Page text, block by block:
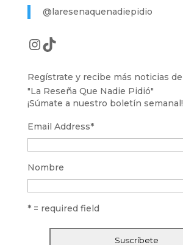
@laresenaquenadiepidio
Instagram
TikTok
Regístrate y recibe más noticias de
"La Reseña Que Nadie Pidió"
¡Súmate a nuestro boletín semanal!
Email Address*
Nombre
* = required field